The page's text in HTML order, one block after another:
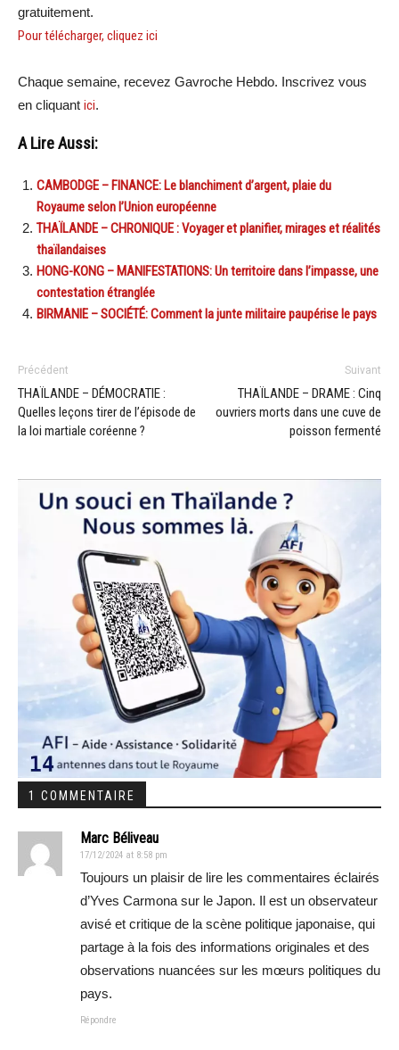
gratuitement.
Pour télécharger, cliquez ici
Chaque semaine, recevez Gavroche Hebdo. Inscrivez vous
en cliquant ici.
A Lire Aussi:
CAMBODGE – FINANCE: Le blanchiment d’argent, plaie du
Royaume selon l’Union européenne
THAÏLANDE – CHRONIQUE : Voyager et planifier, mirages et réalités
thaïlandaises
HONG-KONG – MANIFESTATIONS: Un territoire dans l’impasse, une
contestation étranglée
BIRMANIE – SOCIÉTÉ: Comment la junte militaire paupérise le pays
Précédent
THAÏLANDE – DÉMOCRATIE :
Quelles leçons tirer de l’épisode de
la loi martiale coréenne ?
Suivant
THAÏLANDE – DRAME : Cinq
ouvriers morts dans une cuve de
poisson fermenté
1 COMMENTAIRE
Marc Béliveau
17/12/2024 at 8:58 pm
Toujours un plaisir de lire les commentaires éclairés
d’Yves Carmona sur le Japon. Il est un observateur
avisé et critique de la scène politique japonaise, qui
partage à la fois des informations originales et des
observations nuancées sur les mœurs politiques du
pays.
Répondre